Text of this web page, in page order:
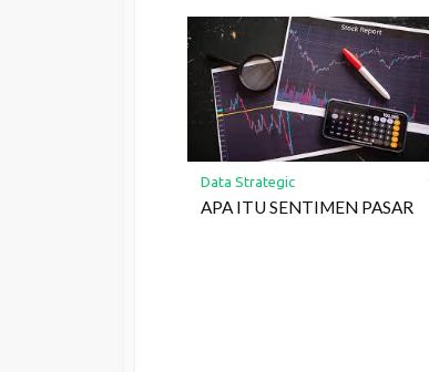
Data Strategic
APA ITU SENTIMEN PASAR